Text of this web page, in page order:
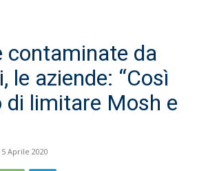
contaminate da
le aziende: “Così
di limitare Mosh e
Aprile 2020